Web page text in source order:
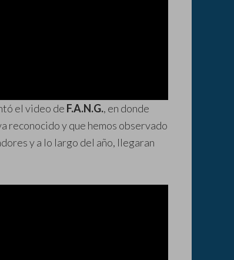
el video de F.A.N.G., en donde
reconocido y que hemos observado
y a lo largo del año, llegaran